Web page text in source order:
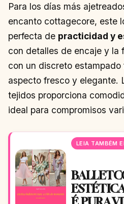
Para los días más
encanto cottagecore, este
perfecta de practicidad y
con detalles de encaje y la
con un discreto
aspecto fresco y elegante.
tejidos proporciona
ideal para compromisos
LEIA TAMBÉM